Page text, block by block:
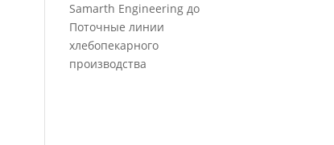
Samarth Engineering до
Поточные линии
хлебопекарного
производства